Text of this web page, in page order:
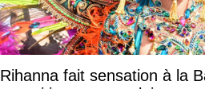
Rihanna fait sensation à la